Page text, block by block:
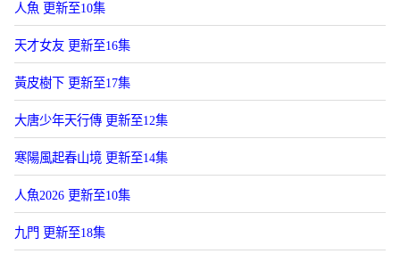
人魚 更新至10集
天才女友 更新至16集
黃皮樹下 更新至17集
大唐少年天行傳 更新至12集
寒陽風起春山境 更新至14集
人魚2026 更新至10集
九門 更新至18集